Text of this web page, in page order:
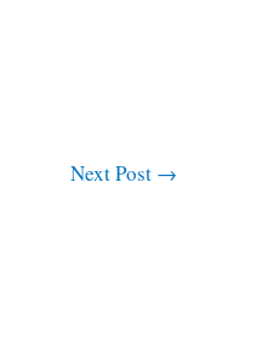
Next Post →